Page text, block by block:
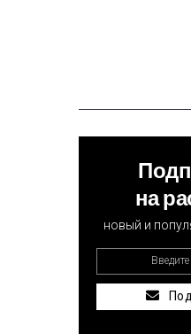
на
новый и